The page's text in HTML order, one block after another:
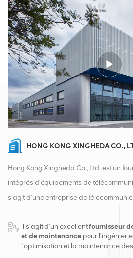
HONG KONG XINGHEDA CO.,
Hong Kong Xingheda Co., Ltd. est un
intégrés d'équipements de
s'agit d'une entreprise de
l'heure actuelle, l'entreprise dispose de
intelligents et de centres de distribution
Il s'agit d'un excellentfournisseur
et de maintenance pour
l'optimisation et la maintenance